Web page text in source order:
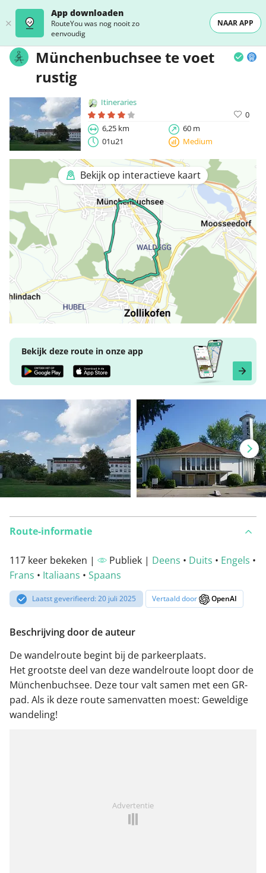
App downloaden
RouteYou was nog nooit zo
eenvoudig
NAAR APP
Münchenbuchsee te voet
rustig
Itineraries
0
6,25 km
60 m
01u21
Medium
Bekijk op interactieve kaart
Bekijk deze route in onze app
Route-informatie
117 keer bekeken | Publiek | Deens • Duits • Engels •
Frans • Italiaans • Spaans
Laatst geverifieerd: 20 juli 2025 Vertaald door OpenAI
Beschrijving door de auteur
De wandelroute begint bij de parkeerplaats.
Het grootste deel van deze wandelroute loopt door de
Münchenbuchsee. Deze tour valt samen met een GR-
pad. Als ik deze route samenvatten moest: Geweldige
wandeling!
Advertentie